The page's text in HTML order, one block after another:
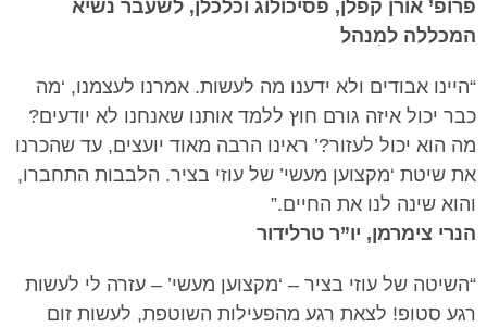
פרופ’ אורן קפלן, פסיכולוג וכלכלן, לשעבר נשיא
המכללה למִנהל
“היינו אבודים ולא ידענו מה לעשות. אמרנו לעצמנו, ‘מה
כבר יכול איזה גורם חוץ ללמד אותנו שאנחנו לא יודעים?
מה הוא יכול לעזור?’ ראינו הרבה מאוד יועצים, עד שהכרנו
את שיטת ‘מקצוען מעשי’ של עוזי בציר. הלבבות התחברו,
והוא שינה לנו את החיים.”
הנרי צימרמן, יו”ר טרלידור
“השיטה של עוזי בציר – ‘מקצוען מעשי’ – עזרה לי לעשות
רגע סטופ! לצאת רגע מהפעילות השוטפת, לעשות זום